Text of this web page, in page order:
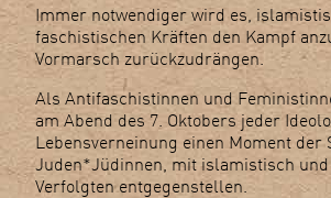
Immer notwendiger wird es,
faschistischen Kräften den Kampf
Vormarsch zurückzudrängen.
Als Antifaschistinnen und
am Abend des 7. Oktobers jeder
Lebensverneinung einen Moment
Juden*Jüdinnen, mit islamistisch
Verfolgten entgegenstellen.